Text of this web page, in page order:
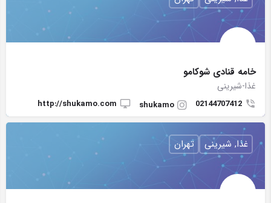
خامه قنادی شوکامو
غذا-شیرینی
02144707412
shukamo
http://shukamo.com
غذا, شیرینی تهران